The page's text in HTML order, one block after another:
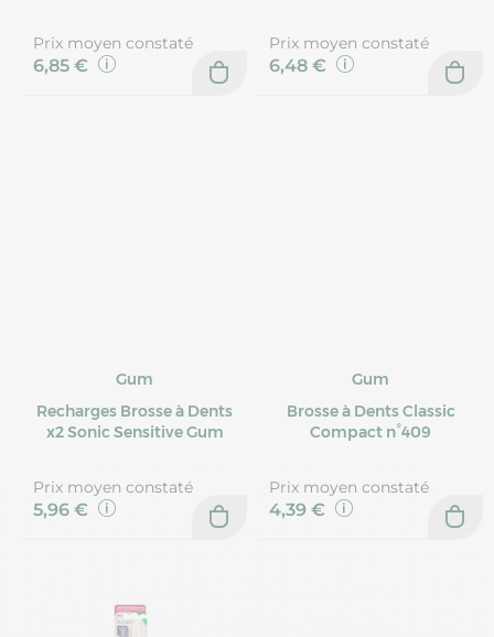
Prix moyen constaté
6,85 €
Prix moyen constaté
6,48 €
Gum
Recharges Brosse à Dents
x2 Sonic Sensitive Gum
Prix moyen constaté
5,96 €
Gum
Brosse à Dents Classic
Compact n°409
Prix moyen constaté
4,39 €